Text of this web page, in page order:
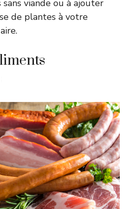
viande ou à ajouter
de plantes à votre